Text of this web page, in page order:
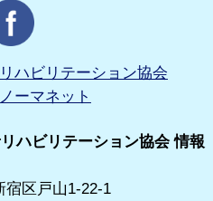
ハビリテーション協会
ーマネット
ハビリテーション協会 情報
宿区戸山1-22-1